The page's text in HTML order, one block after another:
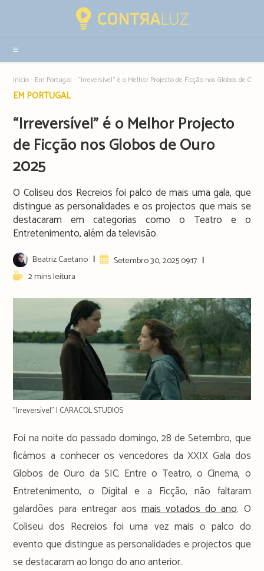
sidebar
Início- Em Portugal - “Irreversível” é o Melhor Projecto de Ficção nos Globos de
Post
EM PORTUGAL
“Irreversível” é o Melhor Projecto
de Ficção nos Globos de Ouro
2025
O Coliseu dos Recreios foi palco de mais uma gala, que
distingue as personalidades e os projectos que mais se
destacaram em categorias como o Teatro e o
Entretenimento, além da televisão.
Post
author:
Beatriz Caetano
ArtigoSetembro 30, 2025 09:17
Reading2 mins leitura
"Irreversível" | CARACOL STUDIOS
Foi na noite do passado domingo, 28 de Setembro, que
ficámos a conhecer os vencedores da XXIX Gala dos
Globos de Ouro da SIC. Entre o Teatro, o Cinema, o
Entretenimento, o Digital e a Ficção, não faltaram
galardões para entregar aos mais votados do ano. O
Coliseu dos Recreios foi uma vez mais o palco do
evento que distingue as personalidades e projectos que
se destacaram ao longo do ano anterior.